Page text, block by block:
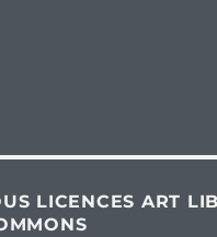
LICENCES ART